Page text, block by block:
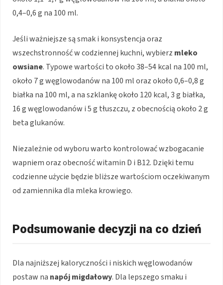
0,4–0,6 g na 100 ml.
Jeśli ważniejsze są smak i konsystencja oraz
wszechstronność w codziennej kuchni, wybierz mleko
owsiane. Typowe wartości to około 38–54 kcal na 100 ml,
około 7 g węglowodanów na 100 ml oraz około 0,6–0,8 g
białka na 100 ml, a na szklankę około 120 kcal, 3 g białka,
16 g węglowodanów i 5 g tłuszczu, z obecnością około 2 g
beta glukanów.
Niezależnie od wyboru warto kontrolować wzbogacanie
wapniem oraz obecność witamin D i B12. Dzięki temu
codzienne użycie będzie bliższe wartościom oczekiwanym
od zamiennika dla mleka krowiego.
Podsumowanie decyzji na co dzień
Dla najniższej kaloryczności i niskich węglowodanów
postaw na napój migdałowy. Dla lepszego smaku i